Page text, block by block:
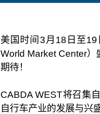
美国时间3月18日至
World Market Center）
期待！
CABDA WEST将召集
自行车产业的发展与兴盛